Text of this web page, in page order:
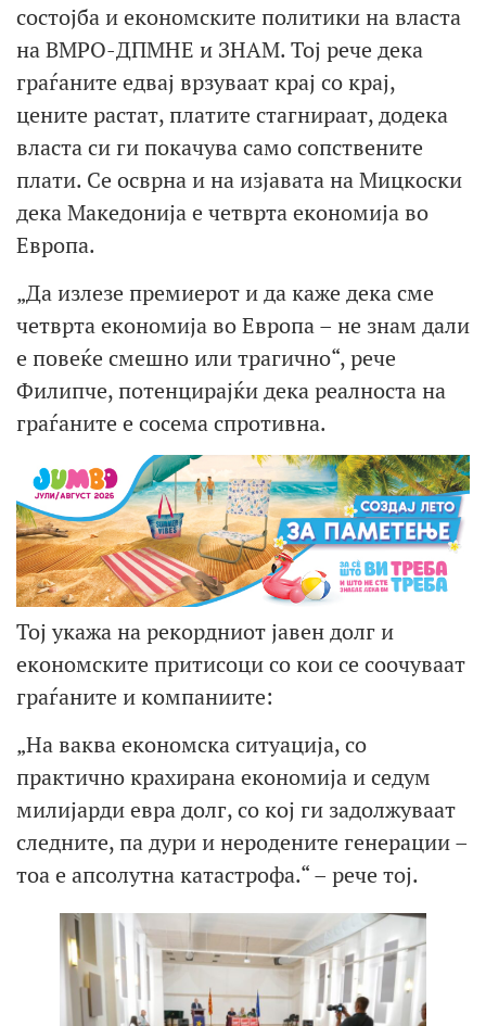
состојба и економските политики на власта
на ВМРО-ДПМНЕ и ЗНАМ. Тој рече дека
граѓаните едвај врзуваат крај со крај,
цените растат, платите стагнираат, додека
власта си ги покачува само сопствените
плати. Се осврна и на изјавата на Мицкоски
дека Македонија е четврта економија во
Европа.
„Да излезе премиерот и да каже дека сме
четврта економија во Европа – не знам дали
е повеќе смешно или трагично“, рече
Филипче, потенцирајќи дека реалноста на
граѓаните е сосема спротивна.
Тој укажа на рекордниот јавен долг и
економските притисоци со кои се соочуваат
граѓаните и компаниите:
„На ваква економска ситуација, со
практично крахирана економија и седум
милијарди евра долг, со кој ги задолжуваат
следните, па дури и неродените генерации –
тоа е апсолутна катастрофа.“ – рече тој.